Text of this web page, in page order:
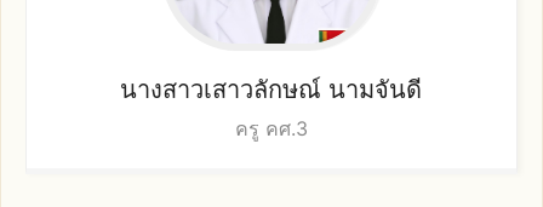
นางสาวเสาวลักษณ์ นามจันดี
ครู คศ.3